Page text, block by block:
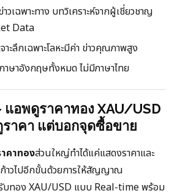
าวเฉพาะทาง บทวิเคราะห์จากผู้เชี่ยวชาญ
Data
าะลึกเฉพาะโลหะมีค่า ข่าวคุณภาพสูง
าษาอังกฤษทั้งหมด ไม่มีภาษาไทย
แอพดูราคาทอง XAU/USD
าคา แต่บอกจุดซื้อขาย
คาทองส่วนใหญ่ทำได้แค่แสดงราคาและ
ก้าวไปอีกขั้นด้วยการให้สัญญาณ
บทอง XAU/USD แบบ Real-time พร้อม